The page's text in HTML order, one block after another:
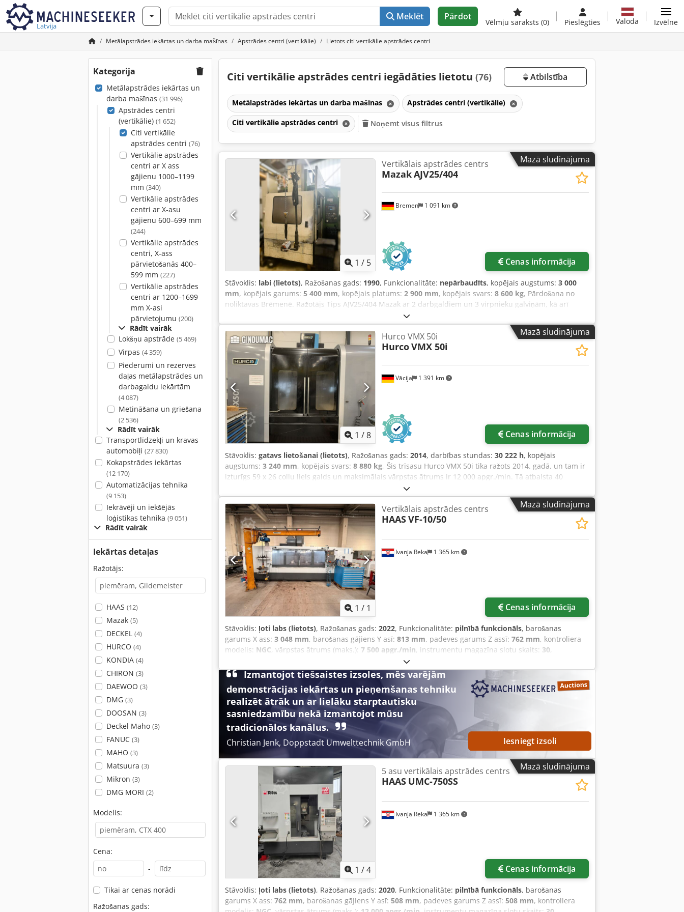
Latvija
Meklēt Pārdot
Vēlmju saraksts (0) Pieslēgties Valoda Izvēlne
Metālapstrādes iekārtas un darba mašīnas Apstrādes centri (vertikālie) Lietots citi vertikālie apstrādes centri
Kategorija
Metālapstrādes iekārtas un
darba mašīnas (31 996)
Apstrādes centri
(vertikālie) (1 652)
Citi vertikālie
apstrādes centri (76)
Vertikālie apstrādes
centri ar X ass
gājienu 1000–1199
mm (340)
Vertikālie apstrādes
centri ar X-asu
gājienu 600–699 mm
(244)
Vertikālie apstrādes
centri, X-ass
pārvietošanās 400–
599 mm (227)
Vertikālie apstrādes
centri ar 1200–1699
mm X-asi
pārvietojumu (200)
Rādīt vairāk
Lokšņu apstrāde (5 469)
Virpas (4 359)
Piederumi un rezerves
daļas metālapstrādes un
darbagaldu iekārtām
(4 087)
Metināšana un griešana
(2 536)
Rādīt vairāk
Transportlīdzekļi un kravas
automobiļi (27 830)
Kokapstrādes iekārtas
(12 170)
Automatizācijas tehnika
(9 153)
Iekrāvēji un iekšējās
loģistikas tehnika (9 051)
Rādīt vairāk
Iekārtas detaļas
Ražotājs:
HAAS (12)
Mazak (5)
DECKEL (4)
HURCO (4)
KONDIA (4)
CHIRON (3)
DAEWOO (3)
DMG (3)
DOOSAN (3)
Deckel Maho (3)
FANUC (3)
MAHO (3)
Matsuura (3)
Mikron (3)
DMG MORI (2)
Modelis:
Cena:
-
Tikai ar cenas norādi
Ražošanas gads:
Citi vertikālie apstrādes centri iegādāties lietotu (76) Atbilstība
Metālapstrādes iekārtas un darba mašīnas Apstrādes centri (vertikālie)
Citi vertikālie apstrādes centri Noņemt visus filtrus
Mazā sludinājuma
1 / 5
Bremen 1 091 km
Vertikālais apstrādes centrs
MazakAJV25/404
Cenas informācija
Stāvoklis: labi (lietots), Ražošanas gads: 1990, Funkcionalitāte: nepārbaudīts, kopējais augstums: 3 000
mm, kopējais garums: 5 400 mm, kopējais platums: 2 900 mm, kopējais svars: 8 600 kg, Pārdošana no
noliktavas Brēmenē. Ražotājs Tips AJV25/404 Mazak ar 2 darbgaldiem un 3 virpnieku galviņām, kā arī
piederumiem, kas sastāv no 1 rievotā darbgalda, 1 papildu virpnieku galviņas, 1 skaidu transportiera un 1
instrumentu mainītāja, komplektā ar 30 instrumentiem. Ražošanas gads 1990 Tehniskie dati X ass
pārvietojums 1000 mm Y ass pārvietojums 508 mm Z ass pārvietojums 460 mm Ātrgaita x/y ass 24 m/min z
ass 18 m/min Vadības sistēma Mazatrol M-32 Darbgalda garums (skrūvējamā virsma) 550 x 1240 mm
Darbgalda platums 410 mm Apstrādājamās detaļas svars 300 kg Instrumentu mainītājs 40 Vārpstas
konuss CAT 40 Maks. griezes moments, darbspīle 263 Nm Dedpfxszq Hw Us Af Seck Maks. vārpstas
apgriezieni 28–4000 apgr./min Vārpstas motora jauda 15 kW Garums x platums x augstums 5400,0 x
2900,0 x 3000,0 Svars 8600 kg
Mazā sludinājuma
1 /8
Vācija 1 391 km
Hurco VMX 50i
HurcoVMX 50i
Cenas informācija
Stāvoklis: gatavs lietošanai (lietots), Ražošanas gads: 2014, darbības stundas: 30 222 h, kopējais
augstums: 3 240 mm, kopējais svars: 8 880 kg, Šis trīsasu Hurco VMX 50i tika ražots 2014. gadā, un tam ir
izturīgs 59 x 26 collu liels galds un maksimālais vārpstas ātrums ir 12 000 apgr./min. Tā atbalsta 40
instrumentu ietilpību ar ātru ATC laiku no instrumenta līdz instrumentam - 2 sekundes. Ideāli piemērots
precīzai un smagai apstrādei ar maksimālo galda slodzi 4410 lb. Ja vēlaties iegūt augstas kvalitātes
frēzēšanas iespējas, apsveriet Hurco VMX 50i mašīnu, kas mums ir pārdošanā. Sazinieties ar mums, lai
iegūtu vairāk informācijas. • Galda izmērs: 1500 x 660 mm • T-veida spraugas: 6 x 18 mm • Maksimālais
galda svars: 2000 kg • No vārpstas priekšgala līdz galdam: 101 mm • Maksimālais vārpstas griešanās
ātrums: 12000 apgr./min. • Vārpstas jauda (15 min/nepārtraukta): 15 kW / 11 kW @ 720 apgr. • Vārpstas
griezes moments (15 min/nepārtraukti): 198,9 Nm / 116,7 Nm @ 720 apgr. • Instrumenta tips: CAT 40 / Big
Plus® • Instrumentu ietilpība: 40 • Maksimālais instrumentu diametrs: 76 mm Dcsdpfxjx D E Eqj Af Ssk •
Maksimālais instrumenta garums: 300 mm • Maksimālais instrumenta svars: 7 kg • ATC laiks no
instrumenta līdz instrumentam: 2 sek. Dimensions Machine Depth 5055 mm
Mazā sludinājuma
1 / 1
Ivanja Reka 1 365 km
Vertikālais apstrādes centrs
HAASVF-10/50
Cenas informācija
Stāvoklis: ļoti labs (lietots), Ražošanas gads: 2022, Funkcionalitāte: pilnībā funkcionāls, barošanas
garums X ass: 3 048 mm, barošanas gājiens Y asī: 813 mm, padeves garums Z assī: 762 mm, kontroliera
modelis: NGC, vārpstas ātrums (maks.): 7 500 apgr./min, instrumentu magazīna slotu skaits: 30,
dokumentācija / rokasgrāmata, skaidu konveijers
pārnesumkārbu. Var pielāgot atbilstoši jūsu vajadzībām. Dcedpfxjzr U S Ns Af Sjk Ideāli piemērota
apstrādei ar cietākiem materiāliem un lielāka diametra griešanas instrumentiem.
Izmantojot tiešsaistes izsoles, mēs varējām
demonstrācijas iekārtas un pieņemšanas tehniku
realizēt ātrāk un ar lielāku starptautisku
sasniedzamību nekā izmantojot mūsu
tradicionālos kanālus.
Christian Jenk, Doppstadt Umwelttechnik GmbH Iesniegt izsoli
Mazā sludinājuma
1 /4
Ivanja Reka 1 365 km
5 asu vertikālais apstrādes centrs
HAAS UMC-750SS
Cenas informācija
Stāvoklis: ļoti labs (lietots), Ražošanas gads: 2020, Funkcionalitāte: pilnībā funkcionāls, barošanas
garums X ass: 762 mm, barošanas gājiens Y asī: 508 mm, padeves garums Z assī: 508 mm, kontroliera